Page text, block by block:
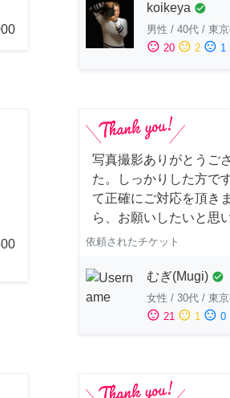
koikeya check_circle
男性 / 40代 / 東
sentiment_satisfied 20 sentiment_neutral 2 sentiment_dissatisfied 1
写真撮影ありがとうご
た。しっかりした方で
て正確にご対応を頂き
ら、お願いしたいと思
依頼されたチケット
むぎ(Mugi) check_circle
女性 / 30代 / 東
sentiment_satisfied 21 sentiment_neutral 1 sentiment_dissatisfied 0